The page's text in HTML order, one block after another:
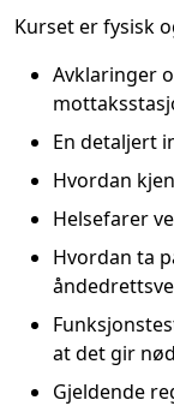
Kurset er fysisk
Avklaringer
En detaljert
Hvordan
Helsefarer
Hvordan ta
at det gir
Gjeldende